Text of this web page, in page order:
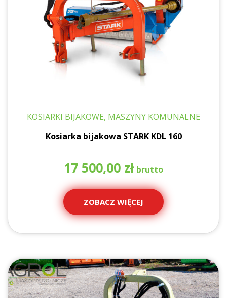
KOSIARKI BIJAKOWE, MASZYNY KOMUNALNE
Kosiarka bijakowa STARK KDL 160
17 500,00 zł
ZOBACZ WIĘCEJ